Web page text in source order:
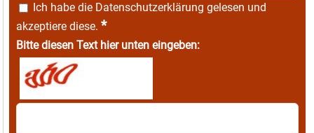
Ich habe die Datenschutzerklärung gelesen und
akzeptiere diese. *
Bitte diesen Text hier unten eingeben: